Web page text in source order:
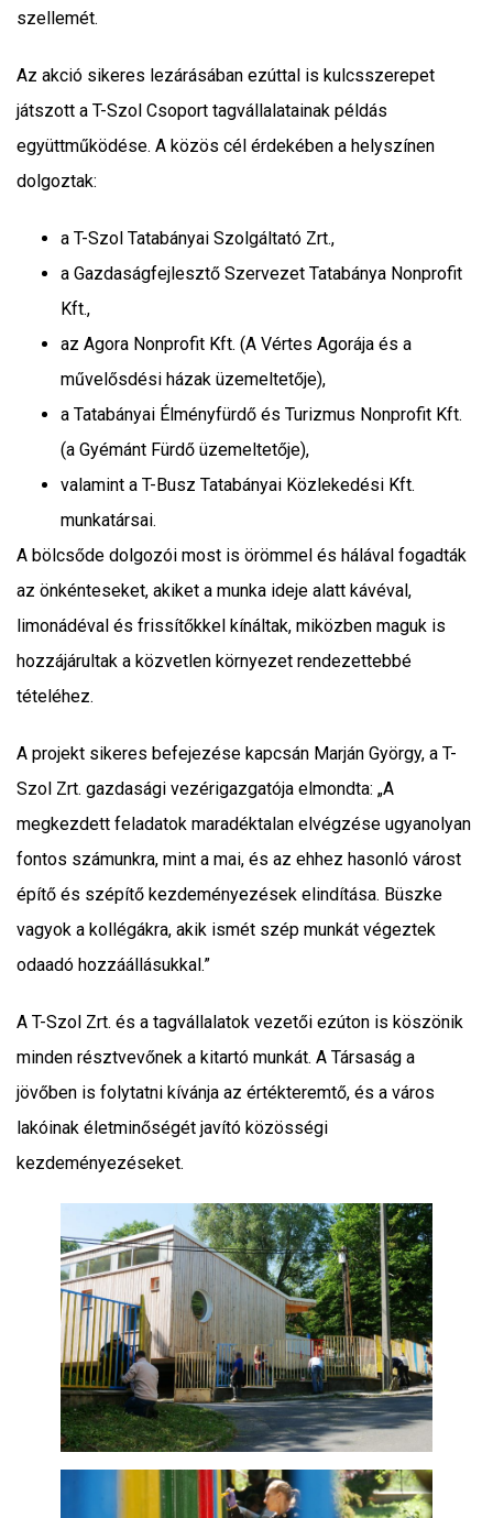
szellemét.
Az akció sikeres lezárásában ezúttal is kulcsszerepet
játszott a T-Szol Csoport tagvállalatainak példás
együttműködése. A közös cél érdekében a helyszínen
dolgoztak:
a T-Szol Tatabányai Szolgáltató Zrt.,
a Gazdaságfejlesztő Szervezet Tatabánya Nonprofit
Kft.,
az Agora Nonprofit Kft. (A Vértes Agorája és a
művelősdési házak üzemeltetője),
a Tatabányai Élményfürdő és Turizmus Nonprofit Kft.
(a Gyémánt Fürdő üzemeltetője),
valamint a T-Busz Tatabányai Közlekedési Kft.
munkatársai.
A bölcsőde dolgozói most is örömmel és hálával fogadták
az önkénteseket, akiket a munka ideje alatt kávéval,
limonádéval és frissítőkkel kínáltak, miközben maguk is
hozzájárultak a közvetlen környezet rendezettebbé
tételéhez.
A projekt sikeres befejezése kapcsán Marján György, a T-
Szol Zrt. gazdasági vezérigazgatója elmondta: „A
megkezdett feladatok maradéktalan elvégzése ugyanolyan
fontos számunkra, mint a mai, és az ehhez hasonló várost
építő és szépítő kezdeményezések elindítása. Büszke
vagyok a kollégákra, akik ismét szép munkát végeztek
odaadó hozzáállásukkal.”
A T-Szol Zrt. és a tagvállalatok vezetői ezúton is köszönik
minden résztvevőnek a kitartó munkát. A Társaság a
jövőben is folytatni kívánja az értékteremtő, és a város
lakóinak életminőségét javító közösségi
kezdeményezéseket.